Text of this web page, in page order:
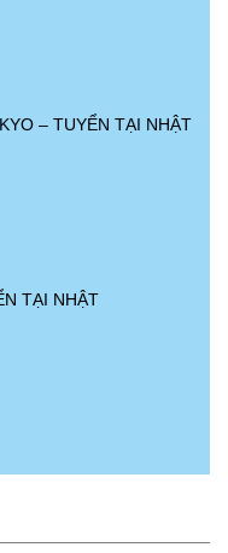
– TUYỂN TẠI NHẬT
TẠI NHẬT